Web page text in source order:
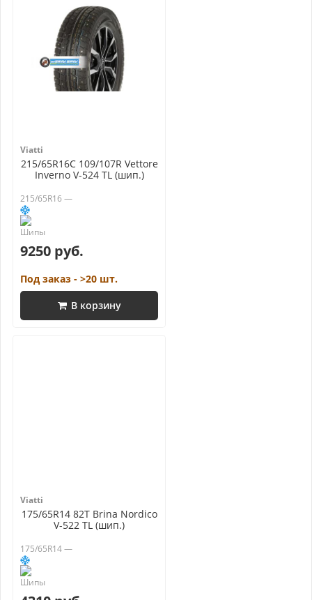
Viatti
215/65R16C 109/107R Vettore
Inverno V-524 TL (шип.)
215/65R16 —
9250 руб.
Под заказ - >20 шт.
В корзину
Viatti
175/65R14 82T Brina Nordico
V-522 TL (шип.)
175/65R14 —